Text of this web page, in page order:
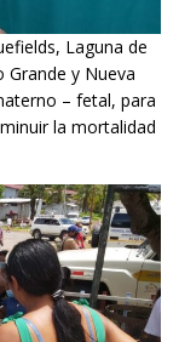
Laguna de
Grande y Nueva
– fetal, para
la mortalidad